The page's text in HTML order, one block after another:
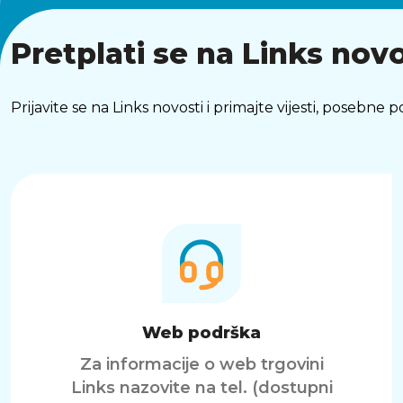
Pretplati se na Links
Prijavite se na Links novosti i primajte vijesti, posebne
Web podrška
Za informacije o web trgovini
Links nazovite na tel. (dostupni